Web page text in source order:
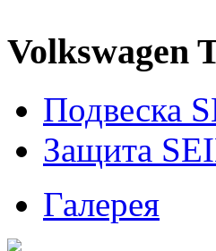
Volkswagen
Подвеска
Защита
Галерея